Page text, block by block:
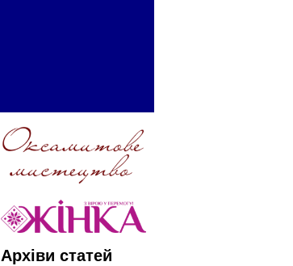
Архіви статей